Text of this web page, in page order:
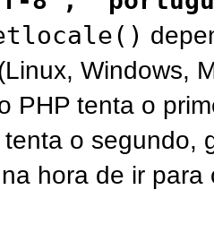
Windows,
PHP tenta o
o segundo,
hora de ir para